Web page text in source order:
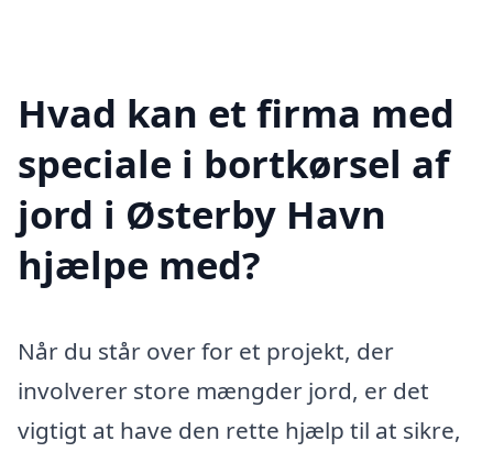
Hvad kan et firma med
speciale i bortkørsel af
jord i Østerby Havn
hjælpe med?
Når du står over for et projekt, der
involverer store mængder jord, er det
vigtigt at have den rette hjælp til at sikre,